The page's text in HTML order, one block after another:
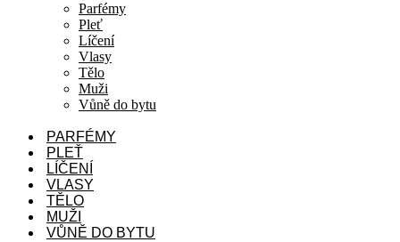
Parfémy
Pleť
Líčení
Vlasy
Tělo
Muži
Vůně do bytu
PARFÉMY
PLEŤ
LÍČENÍ
VLASY
TĚLO
MUŽI
VŮNĚ DO BYTU